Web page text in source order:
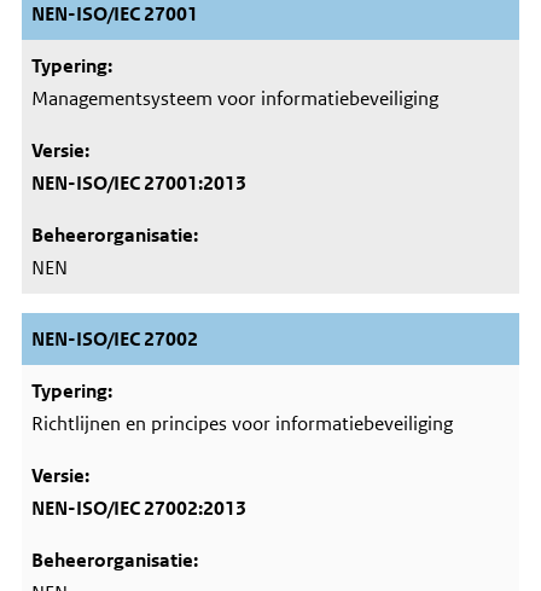
NEN-ISO/IEC 27001
Managementsysteem voor informatiebeveiliging
NEN-ISO/IEC 27001:2013
NEN
NEN-ISO/IEC 27002
Richtlijnen en principes voor informatiebeveiliging
NEN-ISO/IEC 27002:2013